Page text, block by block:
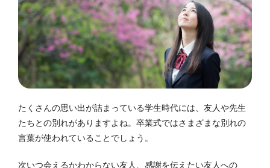
たくさんの思い出が詰まっている学生時代には、友人や先生
たちとの別れがありますよね。卒業式ではさまざまな別れの
言葉が使われていることでしょう。
次いつ会えるかわからない友人、感謝を伝えたい友人への